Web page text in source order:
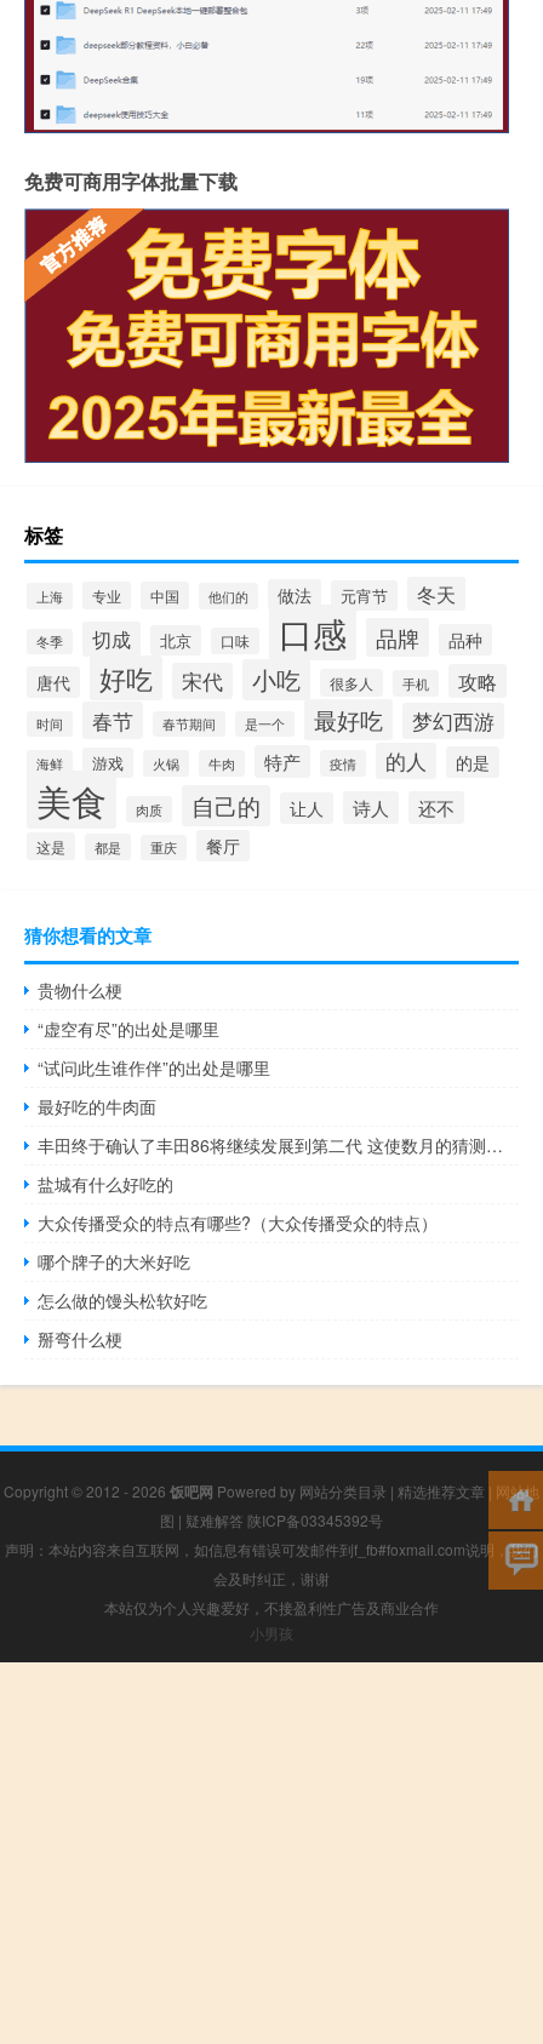
免费可商用字体批量下载
标签
上海 专业 中国 他们的 做法 元宵节 冬天
冬季 切成 北京 口味 口感 品牌
品种
唐代
好吃 宋代 小吃 很多人 手机 攻略
时间 春节 春节期间 是一个 最好吃 梦幻西游
海鲜 游戏 火锅 牛肉 特产 疫情 的人 的是
美食 肉质 自己的 让人 诗人 还不
这是 都是 重庆 餐厅
猜你想看的文章
贵物什么梗
“虚空有尽”的出处是哪里
“试问此生谁作伴”的出处是哪里
最好吃的牛肉面
丰田终于确认了丰田86将继续发展到第二代 这使数月的猜测得以搁置
盐城有什么好吃的
大众传播受众的特点有哪些?（大众传播受众的特点）
哪个牌子的大米好吃
怎么做的馒头松软好吃
掰弯什么梗
Copyright © 2012 - 2026 饭吧网 Powered by 网站分类目录 | 精选推荐文章 | 网站地
图 | 疑难解答 陕ICP备03345392号
声明：本站内容来自互联网，如信息有错误可发邮件到f_fb#foxmail.com说明，我们
会及时纠正，谢谢
本站仅为个人兴趣爱好，不接盈利性广告及商业合作
小男孩